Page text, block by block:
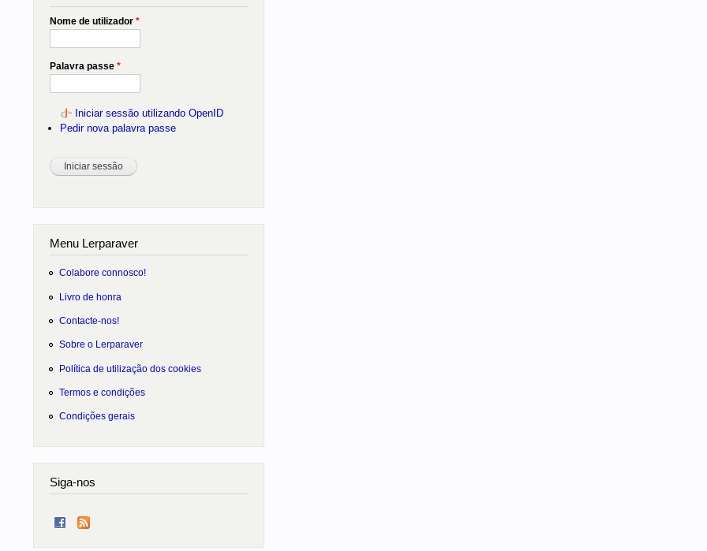
Nome de utilizador *
Palavra passe *
Iniciar sessão utilizando OpenID
Pedir nova palavra passe
Menu Lerparaver
Colabore connosco!
Livro de honra
Contacte-nos!
Sobre o Lerparaver
Política de utilização dos cookies
Termos e condições
Condições gerais
Siga-nos